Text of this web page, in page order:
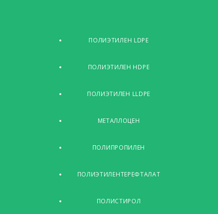
ПОЛИЭТИЛЕН LDPE
ПОЛИЭТИЛЕН HDPE
ПОЛИЭТИЛЕН LLDPE
МЕТАЛЛОЦЕН
ПОЛИПРОПИЛЕН
ПОЛИЭТИЛЕНТЕРЕФТАЛАТ
ПОЛИСТИРОЛ